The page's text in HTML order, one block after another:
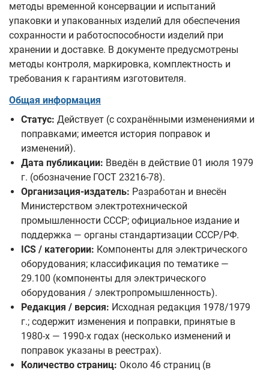
методы временной консервации и испытаний
упаковки и упакованных изделий для обеспечения
сохранности и работоспособности изделий при
хранении и доставке. В документе предусмотрены
методы контроля, маркировка, комплектность и
требования к гарантиям изготовителя.
Общая информация
Статус: Действует (с сохранёнными изменениями и
поправками; имеется история поправок и
изменений).
Дата публикации: Введён в действие 01 июля 1979
г. (обозначение ГОСТ 23216-78).
Организация-издатель: Разработан и внесён
Министерством электротехнической
промышленности СССР; официальное издание и
поддержка — органы стандартизации СССР/РФ.
ICS / категории: Компоненты для электрического
оборудования; классификация по тематике —
29.100 (компоненты для электрического
оборудования / электропромышленность).
Редакция / версия: Исходная редакция 1978/1979
г.; содержит изменения и поправки, принятые в
1980-х — 1990-х годах (несколько изменений и
поправок указаны в реестрах).
Количество страниц: Около 46 страниц (в